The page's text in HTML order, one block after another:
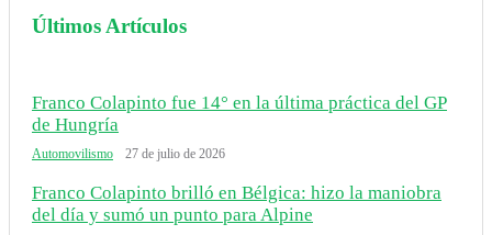
Últimos Artículos
Franco Colapinto fue 14° en la última práctica del GP
de Hungría
Automovilismo 27 de julio de 2026
Franco Colapinto brilló en Bélgica: hizo la maniobra
del día y sumó un punto para Alpine